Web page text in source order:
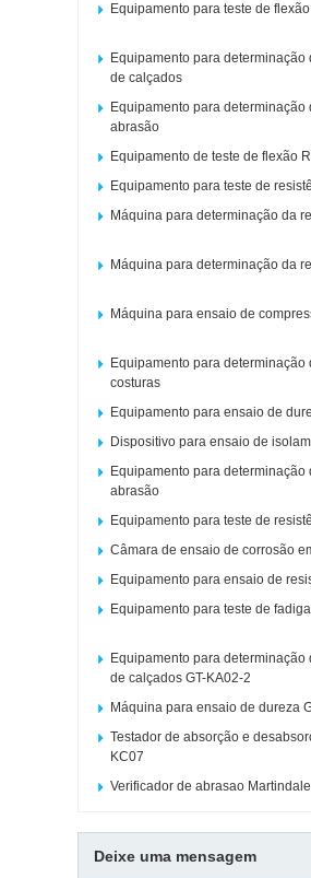
Equipamento para teste de
Equipamento para
de calçados
Equipamento para determinação
abrasão
Equipamento de teste de flexão
Equipamento para teste de
Máquina para determinação da
Máquina para determinação da
Máquina para ensaio de
Equipamento para
costuras
Equipamento para ensaio de
Dispositivo para ensaio de
Equipamento para determinação
abrasão
Equipamento para teste de
Câmara de ensaio de corrosão
Equipamento para ensaio de
Equipamento para teste de
Equipamento para
de calçados GT-KA02-2
Máquina para ensaio de dureza
Testador de absorção e
KC07
Verificador de abrasao
Deixe uma mensagem